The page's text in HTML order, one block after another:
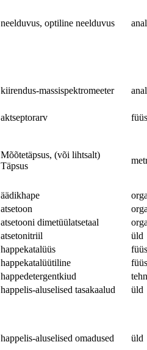
neelduvus, optiline neelduvus
kiirendus-massispektromeeter
aktseptorarv
Mõõtetäpsus, (või lihtsalt)
Täpsus
äädikhape
atsetoon
atsetooni dimetüülatsetaal
atsetonitriil
üld
happekatalüüs
happekatalüütiline
happedetergentkiud
happelis-aluselised tasakaalud üld
happelis-aluselised omadused üld